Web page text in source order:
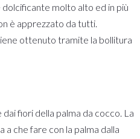
dolcificante molto alto ed in più
è apprezzato da tutti.
ottenuto tramite la bollitura
fiori della palma da cocco. La
a che fare con la palma dalla